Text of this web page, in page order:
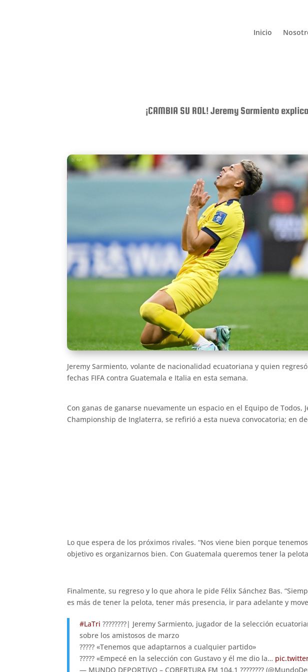
Inicio
¡CAMBIA SU ROL! Jeremy Sarmiento
Jeremy Sarmiento, volante de nacionalidad ecuatoriana y quien
fechas FIFA contra Guatemala e Italia en esta semana.
Con ganas de ganarse nuevamente un espacio en el Equipo de
Championship de Inglaterra, se refirió a esta nueva convocatoria; en
Lo que espera de los próximos rivales. “Nos viene bien porque
objetivo es organizarnos bien. Con Guatemala queremos tener la
Finalmente, su regreso y lo que ahora le pide Félix Sánchez Bas.
es más de tener la pelota, tener más presencia, ir para adelante y
#LaTri ????????| Jeremy Sarmiento, jugador de la selección
sobre los amistosos de marzo
????? «Tenemos que adaptarnos a cualquier partido»
????? «Empecé en la selección con Gustavo y él me dio la…
— MUNDO DEPORTIVO – COBERTURA FM 104.1 ????????